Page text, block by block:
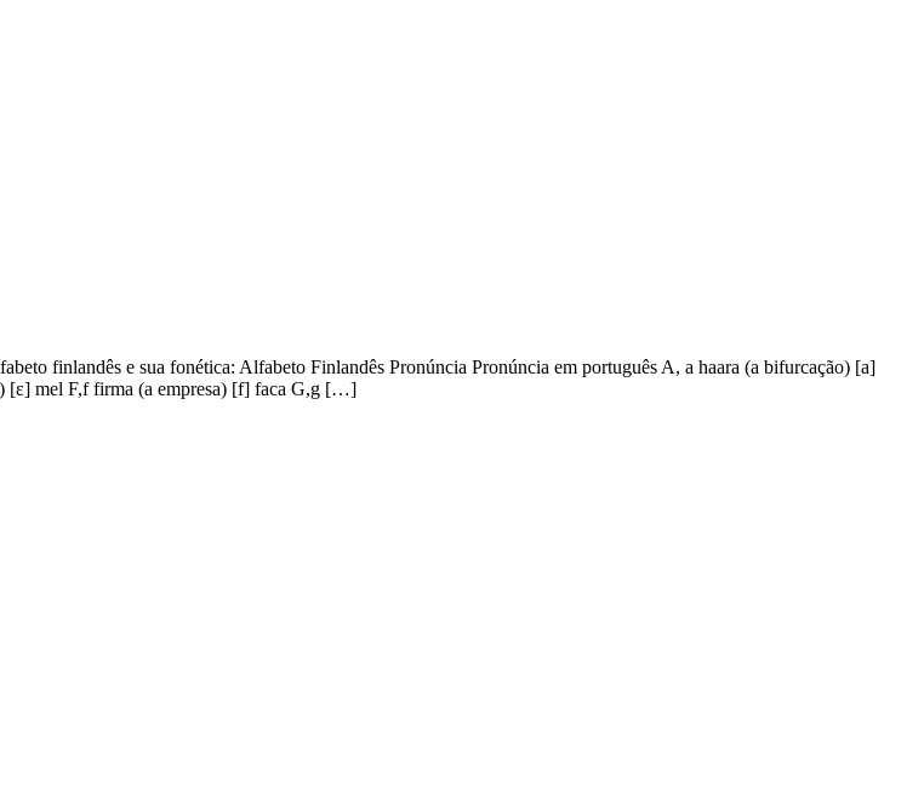
finlandês e sua fonética: Alfabeto Finlandês Pronúncia Pronúncia em português A, a haara (a bifurcação) [a]
[ε] mel F,f firma (a empresa) [f] faca G,g […]